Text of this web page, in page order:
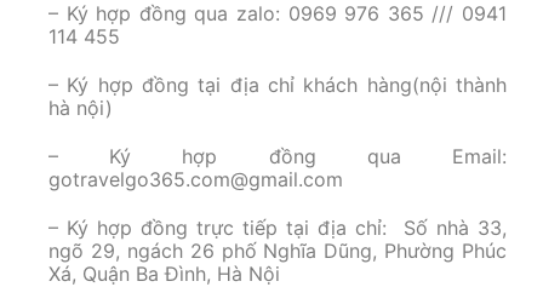
– Ký hợp đồng qua zalo: 0969 976 365 /// 0941
114 455
– Ký hợp đồng tại địa chỉ khách hàng(nội thành
hà nội)
– Ký hợp đồng qua Email:
gotravelgo365.com@gmail.com
– Ký hợp đồng trực tiếp tại địa chỉ: Số nhà 33,
ngõ 29, ngách 26 phố Nghĩa Dũng, Phường Phúc
Xá, Quận Ba Đình, Hà Nội